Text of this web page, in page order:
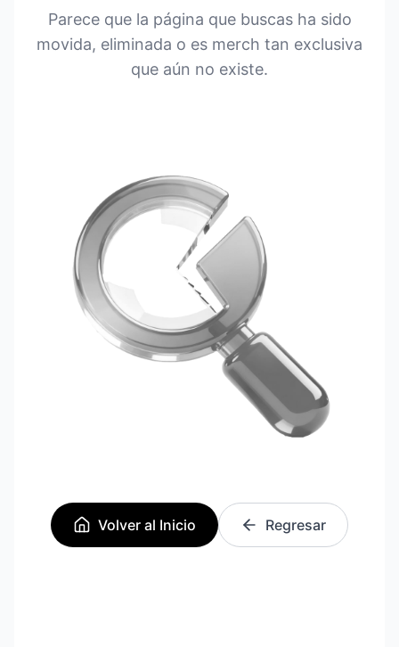
Parece que la página que buscas ha sido
movida, eliminada o es merch tan exclusiva
que aún no existe.
Volver al Inicio Regresar